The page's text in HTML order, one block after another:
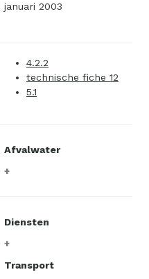
januari 2003
4.2.2
technische fiche 12
5.1
Afvalwater
Diensten
Transport